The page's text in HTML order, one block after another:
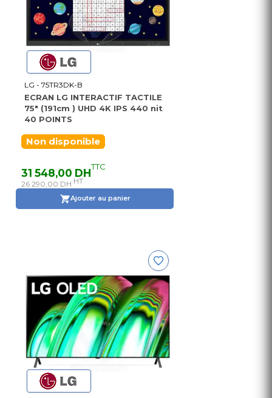
LG - 75TR3DK-B
ECRAN LG INTERACTIF TACTILE
75" (191cm ) UHD 4K IPS 440 nit
40 POINTS
Non disponible
31 548,00 DHTTC
26 290,00 DH HT
Ajouter au panier